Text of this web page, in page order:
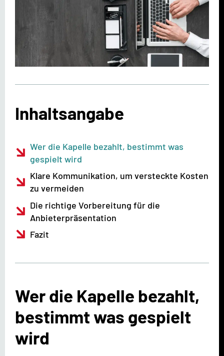
Inhaltsangabe
Wer die Kapelle bezahlt, bestimmt was
gespielt wird
Klare Kommunikation, um versteckte Kosten
zu vermeiden
Die richtige Vorbereitung für die
Anbieterpräsentation
Fazit
Wer die Kapelle bezahlt,
bestimmt was gespielt
wird